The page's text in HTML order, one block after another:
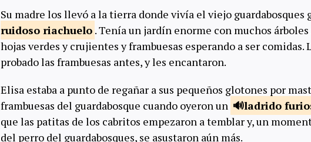
Su madre los llevó a la tierra donde vivía el viejo guardabosques
ruidoso riachuelo . Tenía un jardín enorme con muchos
hojas verdes y crujientes y frambuesas esperando a ser comidas.
probado las frambuesas antes, y les encantaron.
Elisa estaba a punto de regañar a sus pequeños glotones por
frambuesas del guardabosque cuando oyeron un
ladrido
que las patitas de los cabritos empezaron a temblar y, un
del perro del guardabosques, se asustaron aún más.